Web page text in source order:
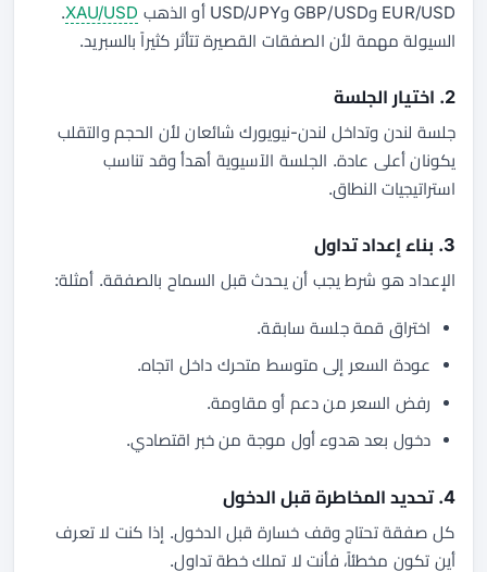
EUR/USD وGBP/USD وUSD/JPY أو الذهب
XAU/USD
.
السيولة مهمة لأن الصفقات القصيرة تتأثر كثيراً بالسبريد.
2. اختيار الجلسة
جلسة لندن وتداخل لندن-نيويورك شائعان لأن الحجم والتقلب
يكونان أعلى عادة. الجلسة الآسيوية أهدأ وقد تناسب
استراتيجيات النطاق.
3. بناء إعداد تداول
الإعداد هو شرط يجب أن يحدث قبل السماح بالصفقة. أمثلة:
اختراق قمة جلسة سابقة.
عودة السعر إلى متوسط متحرك داخل اتجاه.
رفض السعر من دعم أو مقاومة.
دخول بعد هدوء أول موجة من خبر اقتصادي.
4. تحديد المخاطرة قبل الدخول
كل صفقة تحتاج وقف خسارة قبل الدخول. إذا كنت لا تعرف
أين تكون مخطئاً، فأنت لا تملك خطة تداول.